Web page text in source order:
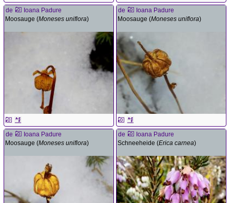
de
Ioana Padure
Moosauge (Moneses uniflora)
de
Ioana Padure
Moosauge (Moneses uniflora)
de
Ioana Padure
Moosauge (Moneses uniflora)
de
Ioana Padure
Schneeheide (Erica carnea)